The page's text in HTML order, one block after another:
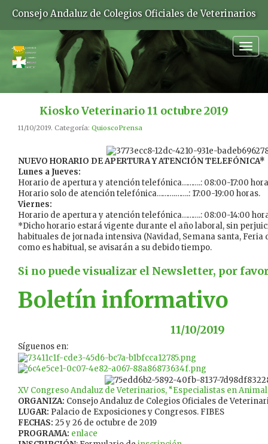
Consejo Andaluz de Colegios Oficiales de Veterinarios
Kiosko Veterinario 11 octubre 2019
11/10/2019. Categoría: QuioscoPrensa
NUEVO HORARIO DE APERTURA Y ATENCIÓN TELEFÓNICA*
Lunes a Jueves:
Horario de apertura y atención telefónica……….: 08:00-17:00
Horario solo de atención telefónica……….…….: 17:00-19:00 horas.
Viernes:
Horario de apertura y atención telefónica……….: 08:00-14:00
*Dicho horario estará vigente durante el año laboral, sin
habituales de jornada intensiva (Navidad, Semana santa, Feria
como es habitual, se avisarán a su debido tiempo.
Si no puede visualizar el Newsletter, por
Boletín informativo
11/10/2019
Síguenos en:
XV Congreso Andaluz de Veterinarios, “Especialistas en
ORGANIZA: Consejo Andaluz de Colegios Oficiales de
LUGAR: Palacio de Exposiciones y Congresos. FIBES
FECHAS: 25 y 26 de octubre de 2019
PROGRAMA: enlace